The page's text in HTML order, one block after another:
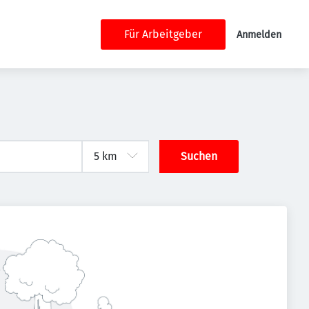
Für Arbeitgeber Anmelden
Suchen